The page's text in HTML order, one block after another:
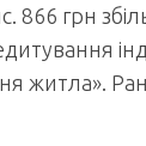
866 грн
житла».